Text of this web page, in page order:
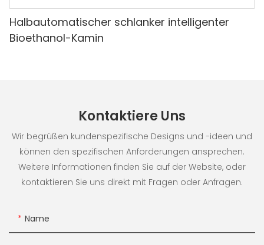
Halbautomatischer schlanker intelligenter
Bioethanol-Kamin
Kontaktiere Uns
Wir begrüßen kundenspezifische Designs und -ideen und
können den spezifischen Anforderungen ansprechen.
Weitere Informationen finden Sie auf der Website, oder
kontaktieren Sie uns direkt mit Fragen oder Anfragen.
Name